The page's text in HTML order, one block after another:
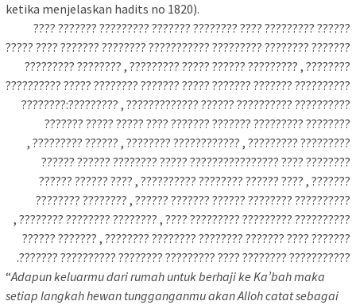
ketika menjelaskan hadits no 1820).
?????? ????????? ???? ???????? ??????? ????????? ??????? ????
??????? ???????? ????????? ??????????? ???????? ??????? ???? ?????
???????? , ????????? ?????? ????? ????????? , ???????? ?????????
?????????? ??????? ??????? ????? ??????? ???????? ????? ??????????
?????????? ?????????? ?????? ????????????? , ?????????:????????
???????? ????????? ??????? ??????? ???? ????? ????? ???????
????????? ????????? , ???????????? ???????? , ?????? ????????? ,
???????? ???? ???????????????? ????? ???????? ?????? ??????
??????? , ???? ?????? ???????? ?????????? , ???? ?????? ??????
?????????? ???????? ?????? ??????? ?????? , ???????? ????????
?????????? ????????? ????????? ???? , ???????? ???????? ???????? ,
??????? ???? ??????? ???????? ???????? ???????? , ??????? ??????
??????????? ???????? ???? ????????? ???????? ?????????? ???????.
“Adapun keluarmu dari rumah untuk berhaji ke Ka’bah maka
setiap langkah hewan tungganganmu akan Alloh catat sebagai